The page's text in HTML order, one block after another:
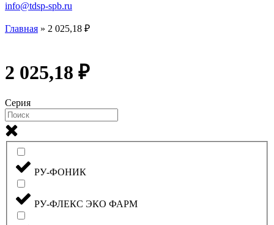
info@tdsp-spb.ru
Главная » 2 025,18 ₽
2 025,18 ₽
Серия
РУ-ФОНИК
РУ-ФЛЕКС ЭКО ФАРМ